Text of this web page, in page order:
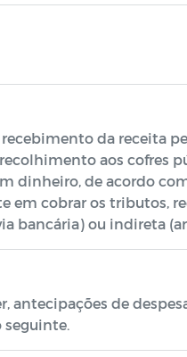
da receita
aos
dinheiro, de acordo
em cobrar os tributos,
bancária) ou indireta
antecipações de
seguinte.